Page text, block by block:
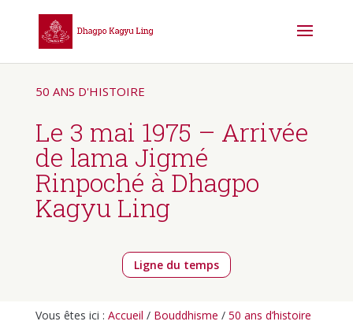
50 ANS D'HISTOIRE
Le 3 mai 1975 – Arrivée
de lama Jigmé
Rinpoché à Dhagpo
Kagyu Ling
Ligne du temps
Vous êtes ici : Accueil / Bouddhisme / 50 ans d’histoire